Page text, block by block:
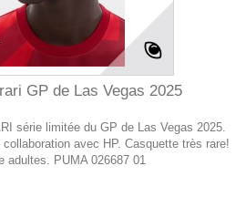
GP de Las Vegas 2025
série limitée du GP de Las Vegas 2025.
avec HP. Casquette très rare!
adultes. PUMA 026687 01